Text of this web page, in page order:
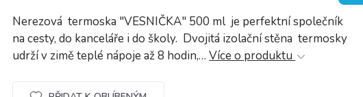
Nerezová termoska "VESNIČKA" 500 ml je perfektní společník
na cesty, do kanceláře i do školy. Dvojitá izolační stěna termosky
udrží v zimě teplé nápoje až 8 hodin,…Více o produktu